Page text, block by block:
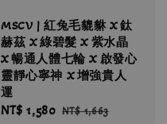
MSCV | 紅兔毛貔貅 X 鈦
赫茲 X 綠碧髮 X 紫水晶
X 暢通人體七輪 X 啟發心
靈靜心寧神 X 增強貴人
運
Sale
NT$ 1,580 Regular
NT$ 1,663